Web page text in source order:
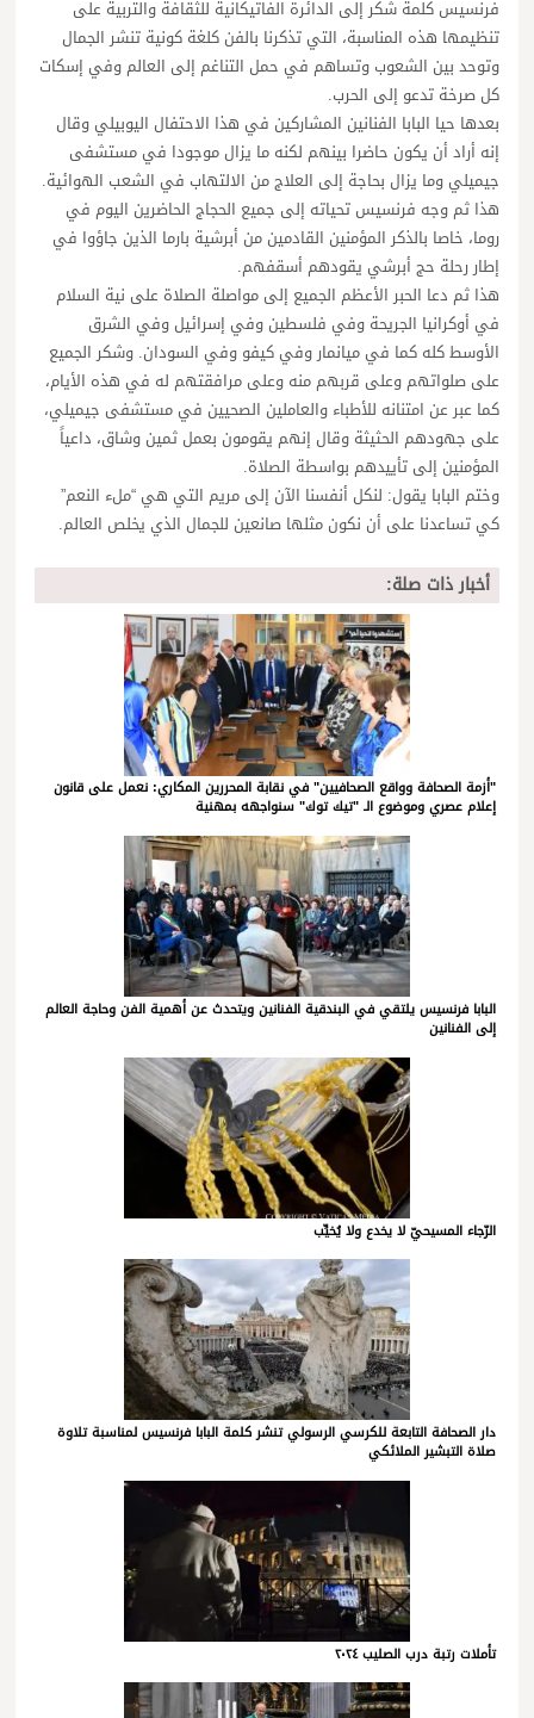
فرنسيس كلمة شكر إلى الدائرة الفاتيكانية للثقافة والتربية على
تنظيمها هذه المناسبة، التي تذكرنا بالفن كلغة كونية تنشر الجمال
وتوحد بين الشعوب وتساهم في حمل التناغم إلى العالم وفي إسكات
كل صرخة تدعو إلى الحرب.
بعدها حيا البابا الفنانين المشاركين في هذا الاحتفال اليوبيلي وقال
إنه أراد أن يكون حاضرا بينهم لكنه ما يزال موجودا في مستشفى
جيميلي وما يزال بحاجة إلى العلاج من الالتهاب في الشعب الهوائية.
هذا ثم وجه فرنسيس تحياته إلى جميع الحجاج الحاضرين اليوم في
روما، خاصا بالذكر المؤمنين القادمين من أبرشية بارما الذين جاؤوا في
إطار رحلة حج أبرشي يقودهم أسقفهم.
هذا ثم دعا الحبر الأعظم الجميع إلى مواصلة الصلاة على نية السلام
في أوكرانيا الجريحة وفي فلسطين وفي إسرائيل وفي الشرق
الأوسط كله كما في ميانمار وفي كيفو وفي السودان. وشكر الجميع
على صلواتهم وعلى قربهم منه وعلى مرافقتهم له في هذه الأيام،
كما عبر عن امتنانه للأطباء والعاملين الصحيين في مستشفى جيميلي،
على جهودهم الحثيثة وقال إنهم يقومون بعمل ثمين وشاق، داعياً
المؤمنين إلى تأييدهم بواسطة الصلاة.
وختم البابا يقول: لنكل أنفسنا الآن إلى مريم التي هي “ملء النعم”
كي تساعدنا على أن نكون مثلها صانعين للجمال الذي يخلص العالم.
أخبار ذات صلة:
"أزمة الصحافة وواقع الصحافيين" في نقابة المحررين المكاري: نعمل على قانون
إعلام عصري وموضوع الـ "تيك توك" سنواجهه بمهنية
البابا فرنسيس يلتقي في البندقية الفنانين ويتحدث عن أهمية الفن وحاجة العالم
إلى الفنانين
الرّجاء المسيحيّ لا يخدع ولا يُخيِّب
دار الصحافة التابعة للكرسي الرسولي تنشر كلمة البابا فرنسيس لمناسبة تلاوة
صلاة التبشير الملائكي
تأملات رتبة درب الصليب ٢٠٢٤